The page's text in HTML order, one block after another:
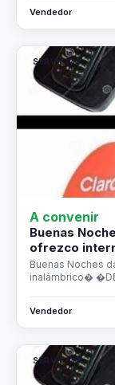
Vendedor
SERVICIOS
A convenir
Buenas
ofrezco
Buenas Noches
inalámbrico�
Vendedor
SERVICIOS